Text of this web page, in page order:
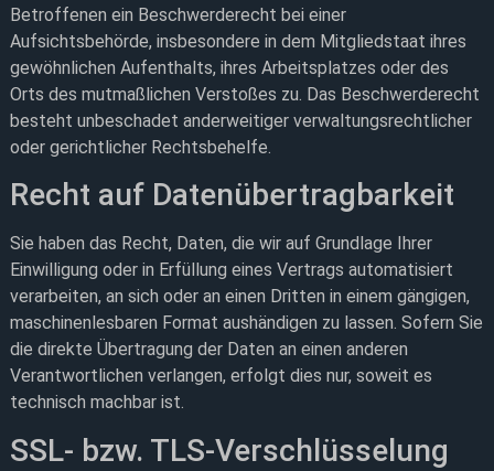
Betroffenen ein Beschwerderecht bei einer
Aufsichtsbehörde, insbesondere in dem Mitgliedstaat ihres
gewöhnlichen Aufenthalts, ihres Arbeitsplatzes oder des
Orts des mutmaßlichen Verstoßes zu. Das Beschwerderecht
besteht unbeschadet anderweitiger verwaltungsrechtlicher
oder gerichtlicher Rechtsbehelfe.
Recht auf Daten­übertrag­barkeit
Sie haben das Recht, Daten, die wir auf Grundlage Ihrer
Einwilligung oder in Erfüllung eines Vertrags automatisiert
verarbeiten, an sich oder an einen Dritten in einem gängigen,
maschinenlesbaren Format aushändigen zu lassen. Sofern Sie
die direkte Übertragung der Daten an einen anderen
Verantwortlichen verlangen, erfolgt dies nur, soweit es
technisch machbar ist.
SSL- bzw. TLS-Verschlüsselung